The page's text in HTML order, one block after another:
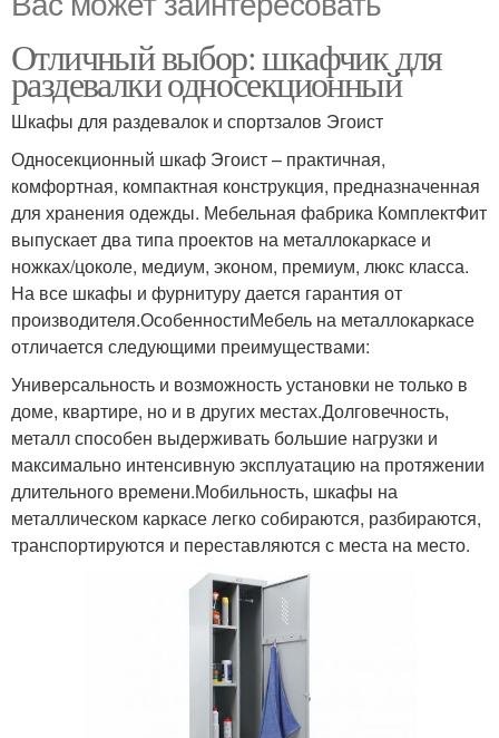
Отличный выбор: шкафчик для
раздевалки односекционный
Шкафы для раздевалок и спортзалов Эгоист
Односекционный шкаф Эгоист – практичная,
комфортная, компактная конструкция, предназначенная
для хранения одежды. Мебельная фабрика КомплектФит
выпускает два типа проектов на металлокаркасе и
ножках/цоколе, медиум, эконом, премиум, люкс класса.
На все шкафы и фурнитуру дается гарантия от
производителя.ОсобенностиМебель на металлокаркасе
отличается следующими преимуществами:
Универсальность и возможность установки не только в
доме, квартире, но и в других местах.Долговечность,
металл способен выдерживать большие нагрузки и
максимально интенсивную эксплуатацию на протяжении
длительного времени.Мобильность, шкафы на
металлическом каркасе легко собираются, разбираются,
транспортируются и переставляются с места на место.